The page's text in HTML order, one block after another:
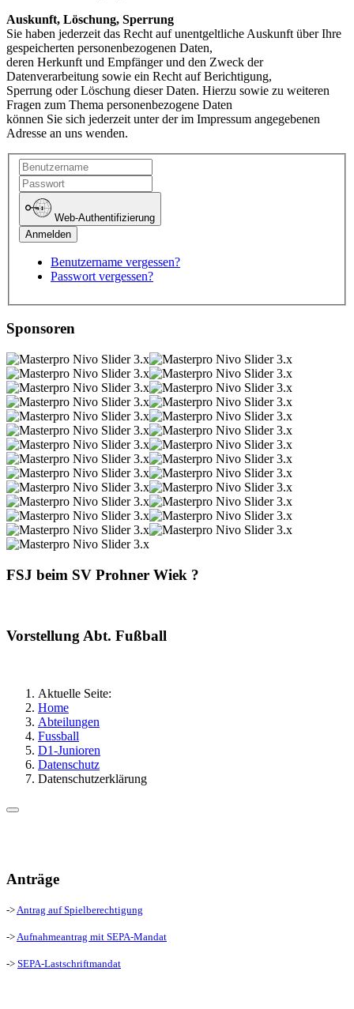
Auskunft, Löschung, Sperrung
Sie haben jederzeit das Recht auf unentgeltliche Auskunft über Ihre
gespeicherten personenbezogenen Daten,
deren Herkunft und Empfänger und den Zweck der
Datenverarbeitung sowie ein Recht auf Berichtigung,
Sperrung oder Löschung dieser Daten. Hierzu sowie zu weiteren
Fragen zum Thema personenbezogene Daten
können Sie sich jederzeit unter der im Impressum angegebenen
Adresse an uns wenden.
Web-Authentifizierung
Benutzername vergessen?
Passwort vergessen?
Sponsoren
FSJ beim SV Prohner Wiek ?
Vorstellung Abt. Fußball
Aktuelle Seite:
Home
Abteilungen
Fussball
D1-Junioren
Datenschutz
Datenschutzerklärung
Anträge
->Antrag auf Spielberechtigung
->Aufnahmeantrag mit SEPA-Mandat
-> SEPA-Lastschriftmandat